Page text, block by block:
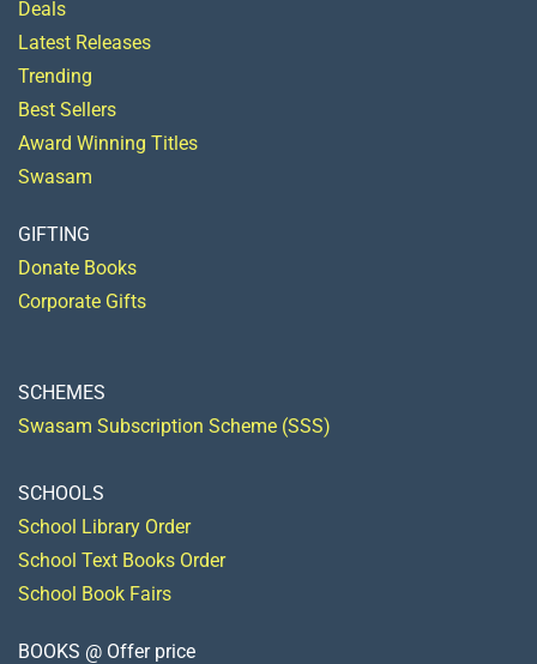
Deals
Latest Releases
Trending
Best Sellers
Award Winning Titles
Swasam
GIFTING
Donate Books
Corporate Gifts
SCHEMES
Swasam Subscription Scheme (SSS)
SCHOOLS
School Library Order
School Text Books Order
School Book Fairs
BOOKS @ Offer price